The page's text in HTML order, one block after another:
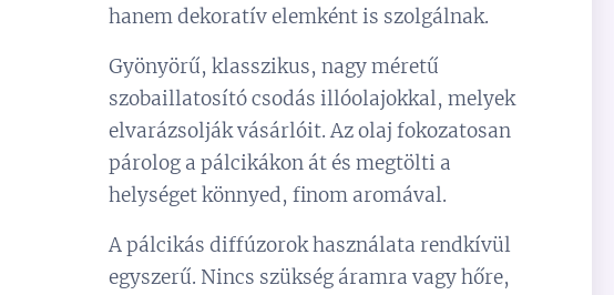
hanem dekoratív elemként is szolgálnak.
Gyönyörű, klasszikus, nagy méretű
szobaillatosító csodás illóolajokkal, melyek
elvarázsolják vásárlóit. Az olaj fokozatosan
párolog a pálcikákon át és megtölti a
helységet könnyed, finom aromával.
A pálcikás diffúzorok használata rendkívül
egyszerű. Nincs szükség áramra vagy hőre,